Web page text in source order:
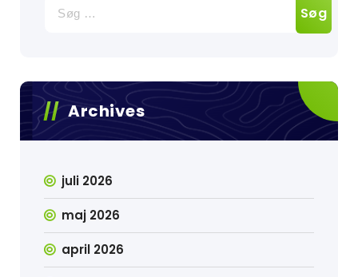
efter:
Archives
juli 2026
maj 2026
april 2026